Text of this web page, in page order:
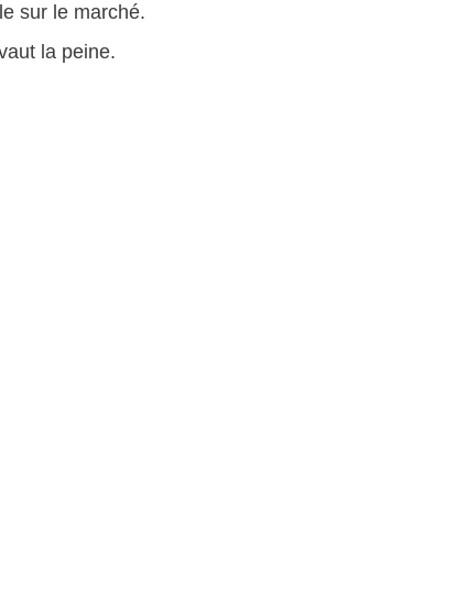
sur le marché.
la peine.